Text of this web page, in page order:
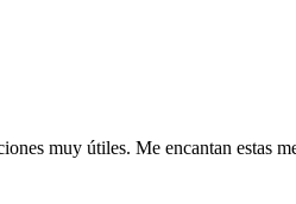
muy útiles. Me encantan estas